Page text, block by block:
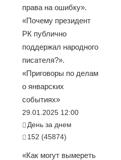
права на ошибку».
«Почему президент
РК публично
поддержал народного
писателя?».
«Приговоры по делам
о январских
событиях»
29.01.2025 12:00
День за днем
152 (45874)
«Как могут вымереть